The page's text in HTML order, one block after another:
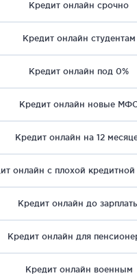
Кредит онлайн срочно
Кредит онлайн студентам
Кредит онлайн под 0%
Кредит онлайн новые
Кредит онлайн на 12
онлайн с плохой кредитной
Кредит онлайн до
Кредит онлайн для
Кредит онлайн военным